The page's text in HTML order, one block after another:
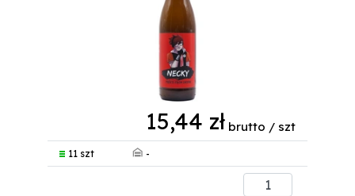
15,44 zł brutto / szt
11 szt -